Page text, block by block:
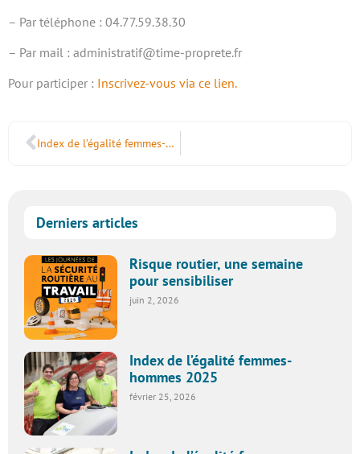
– Par téléphone : 04.77.59.38.30
– Par mail : administratif@time-proprete.fr
Pour participer : Inscrivez-vous via ce lien.
Index de l’égalité femmes-hommes 2025
Derniers articles
Risque routier, une semaine
pour sensibiliser
juin 2, 2026
Index de l’égalité femmes-
hommes 2025
février 25, 2026